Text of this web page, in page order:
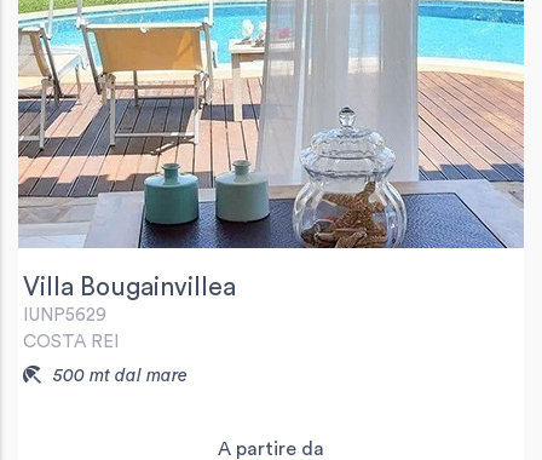
Villa Bougainvillea
IUNP5629
COSTA REI
500 mt dal mare
A partire da